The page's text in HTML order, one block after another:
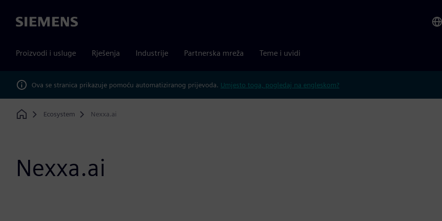
Siemens
Proizvodi i usluge Rješenja Industrije Partnerska mreža Teme i uvidi
Ova se stranica prikazuje pomoću automatiziranog prijevoda. Umjesto toga, pogledaj na engleskom?
Home
Ecosystem Nexxa.ai
Nexxa.ai